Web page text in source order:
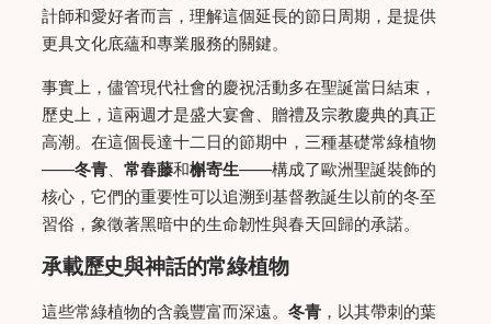
計師和愛好者而言，理解這個延長的節日周期，是提供
更具文化底蘊和專業服務的關鍵。
事實上，儘管現代社會的慶祝活動多在聖誕當日結束，
歷史上，這兩週才是盛大宴會、贈禮及宗教慶典的真正
高潮。在這個長達十二日的節期中，三種基礎常綠植物
——冬青、 常春藤和槲寄生——構成了歐洲聖誕裝飾的
核心，它們的重要性可以追溯到基督教誕生以前的冬至
習俗，象徵著黑暗中的生命韌性與春天回歸的承諾。
承載歷史與神話的常綠植物
這些常綠植物的含義豐富而深遠。 冬青 ，以其帶刺的葉